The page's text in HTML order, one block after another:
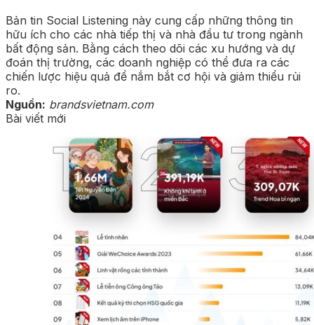
Bản tin Social Listening này cung cấp những thông tin
hữu ích cho các nhà tiếp thị và nhà đầu tư trong ngành
bất động sản. Bằng cách theo dõi các xu hướng và dự
đoán thị trường, các doanh nghiệp có thể đưa ra các
chiến lược hiệu quả để nắm bắt cơ hội và giảm thiểu rủi
ro.
Nguồn: brandsvietnam.com
Bài viết mới